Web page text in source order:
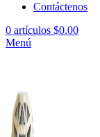
Contáctenos
0 artículos $0.00
Menú